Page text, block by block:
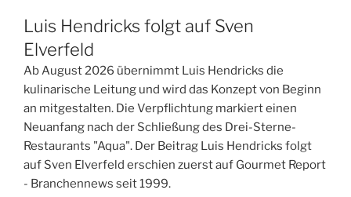
Luis Hendricks folgt auf Sven
Elverfeld
Ab August 2026 übernimmt Luis Hendricks die
kulinarische Leitung und wird das Konzept von Beginn
an mitgestalten. Die Verpflichtung markiert einen
Neuanfang nach der Schließung des Drei-Sterne-
Restaurants "Aqua". Der Beitrag Luis Hendricks folgt
auf Sven Elverfeld erschien zuerst auf Gourmet Report
- Branchennews seit 1999.